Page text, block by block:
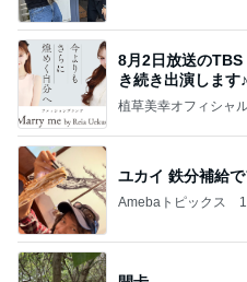
8月2日放送のTBS
き続き出演します♪
植草美幸オフィシャ
ユカイ 鉄分補給
Amebaトピックス